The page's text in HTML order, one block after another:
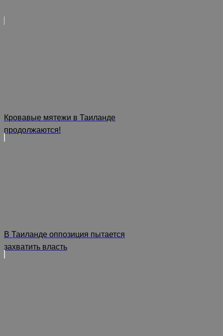
Кровавые мятежи в Таиланде
продолжаются!
В Таиланде оппозиция пытается
захватить власть